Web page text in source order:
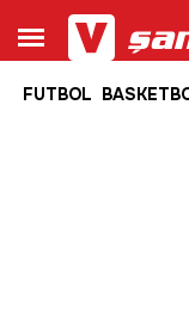
FUTBOL